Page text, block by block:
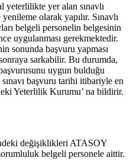
yeterlilikte yer alan sınavlı
olarak yapılır. Sınavlı
belgeli personelin belgesinin
uygulanması gerekmektedir.
sonunda başvuru yapması
sarkabilir. Bu durumda,
uygun bulduğu
başvuru tarihi itibariyle en
Yeterlilik Kurumu’ na bildirir.
değişiklikleri ATASOY
belgeli personele aittir.